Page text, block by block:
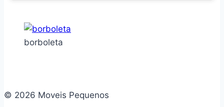
borboleta
© 2026 Moveis Pequenos